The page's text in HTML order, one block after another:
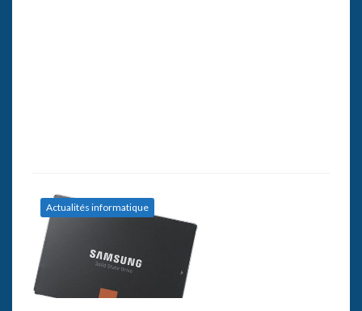
Actualités informatique